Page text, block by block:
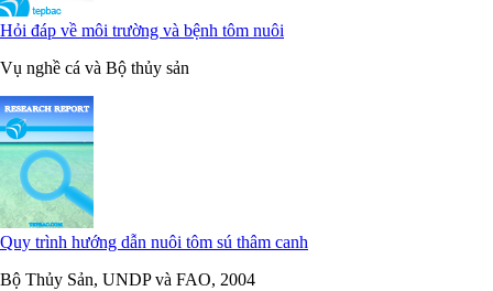
Hỏi đáp về môi trường và bệnh tôm nuôi
Vụ nghề cá và Bộ thủy sản
Quy trình hướng dẫn nuôi tôm sú thâm canh
Bộ Thủy Sản, UNDP và FAO, 2004